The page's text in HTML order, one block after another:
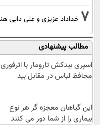
7 خداداد عزیزی و علی دایی
مطالب پیشنهادی
اسپری بیدکش تارومار با
محافظ لباس در مقابل بید
این گیاهان معجزه گر هر نوع
بیماری را از شما دور می کنند